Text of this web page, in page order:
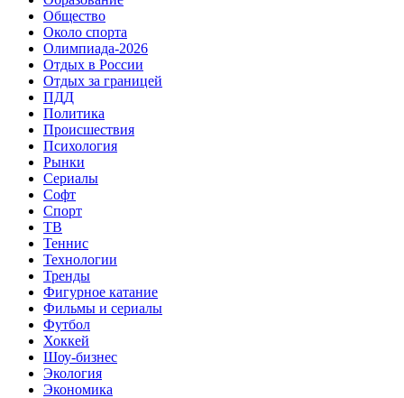
Общество
Около спорта
Олимпиада-2026
Отдых в России
Отдых за границей
ПДД
Политика
Происшествия
Психология
Рынки
Сериалы
Софт
Спорт
ТВ
Теннис
Технологии
Тренды
Фигурное катание
Фильмы и сериалы
Футбол
Хоккей
Шоу-бизнес
Экология
Экономика